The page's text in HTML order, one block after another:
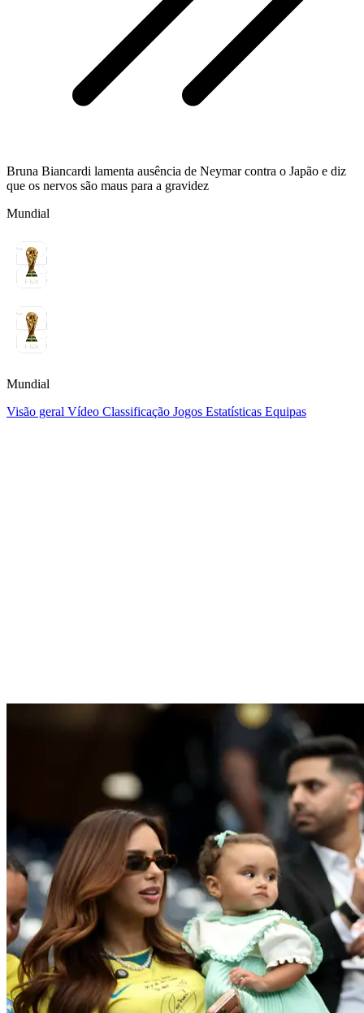
Bruna Biancardi lamenta ausência de Neymar contra o Japão e diz
que os nervos são maus para a gravidez
Mundial
Mundial
Visão geral Vídeo Classificação Jogos Estatísticas Equipas